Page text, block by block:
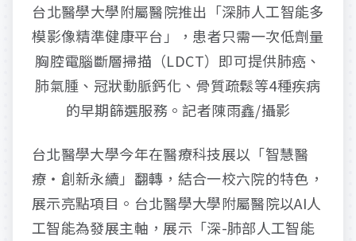
台北醫學大學附屬醫院推出「深肺人工智能多
模影像精準健康平台」，患者只需一次低劑量
胸腔電腦斷層掃描（LDCT）即可提供肺癌、
肺氣腫、冠狀動脈鈣化、骨質疏鬆等4種疾病
的早期篩選服務。記者陳雨鑫/攝影
台北醫學大學今年在醫療科技展以「智慧醫
療・創新永續」翻轉，結合一校六院的特色，
展示亮點項目。台北醫學大學附屬醫院以AI人
工智能為發展主軸，展示「深-肺部人工智能